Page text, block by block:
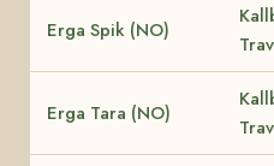
Erga Spik (NO)
Erga Tara (NO)